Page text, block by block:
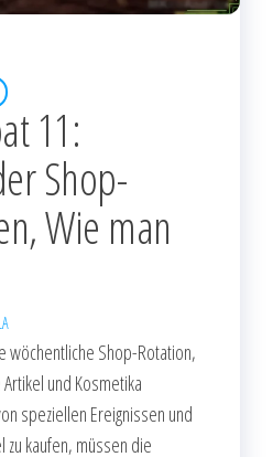
11:
Shop-
Wie man
wöchentliche Shop-Rotation,
und Kosmetika
speziellen Ereignissen und
zu kaufen, müssen die